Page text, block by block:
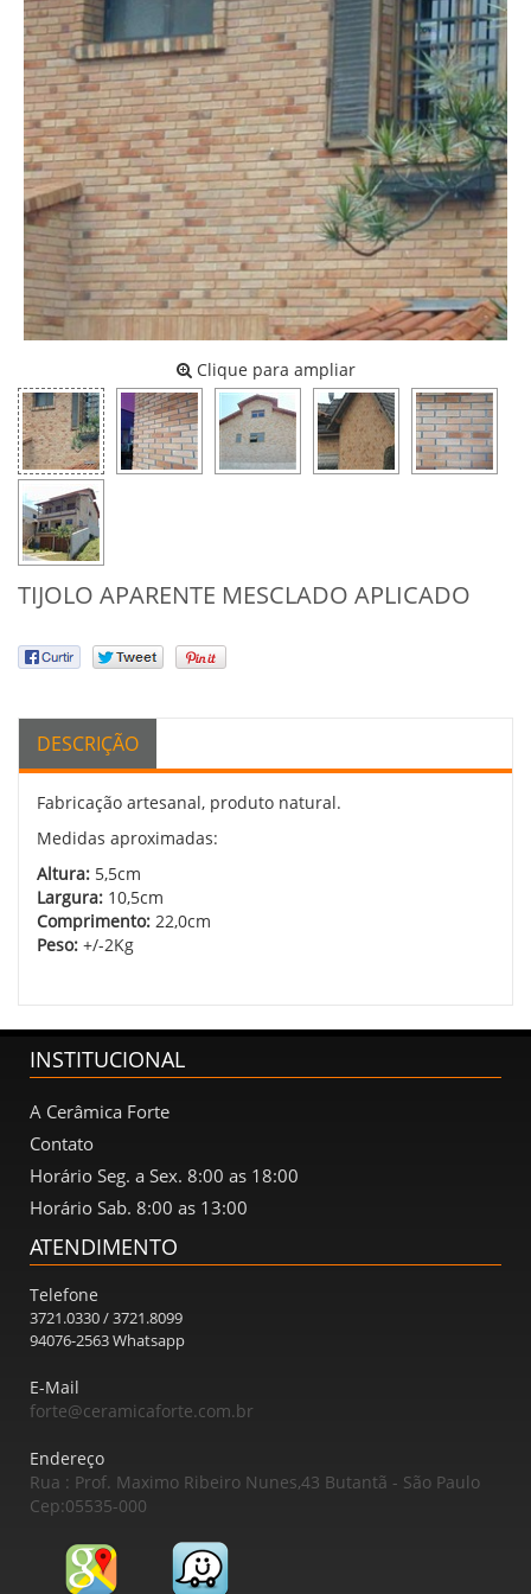
Clique para ampliar
TIJOLO APARENTE MESCLADO APLICADO
DESCRIÇÃO
Fabricação artesanal, produto natural.
Medidas aproximadas:
Altura: 5,5cm
Largura: 10,5cm
Comprimento: 22,0cm
Peso: +/-2Kg
INSTITUCIONAL
A Cerâmica Forte
Contato
Horário Seg. a Sex. 8:00 as 18:00
Horário Sab. 8:00 as 13:00
ATENDIMENTO
Telefone
3721.0330 / 3721.8099
94076-2563 Whatsapp
E-Mail
forte@ceramicaforte.com.br
Endereço
Rua : Prof. Maximo Ribeiro Nunes,43 Butantã - São Paulo
Cep:05535-000